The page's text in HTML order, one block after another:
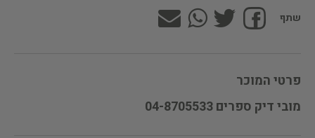
שתף
פרטי המוכר
מובי דיק ספרים 04-8705533